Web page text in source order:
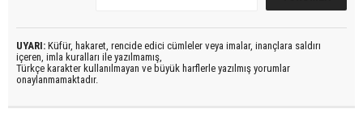
UYARI: Küfür, hakaret, rencide edici cümleler veya imalar, inançlara saldırı
içeren, imla kuralları ile yazılmamış,
Türkçe karakter kullanılmayan ve büyük harflerle yazılmış yorumlar
onaylanmamaktadır.